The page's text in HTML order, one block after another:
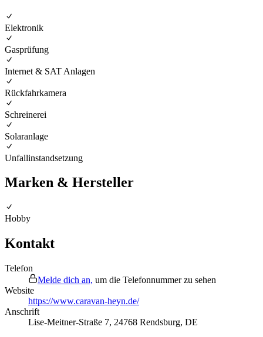
Elektronik
Gasprüfung
Internet & SAT Anlagen
Rückfahrkamera
Schreinerei
Solaranlage
Unfallinstandsetzung
Marken & Hersteller
Hobby
Kontakt
Telefon
Melde dich an, um die Telefonnummer zu sehen
Website
https://www.caravan-heyn.de/
Anschrift
Lise-Meitner-Straße 7, 24768 Rendsburg, DE